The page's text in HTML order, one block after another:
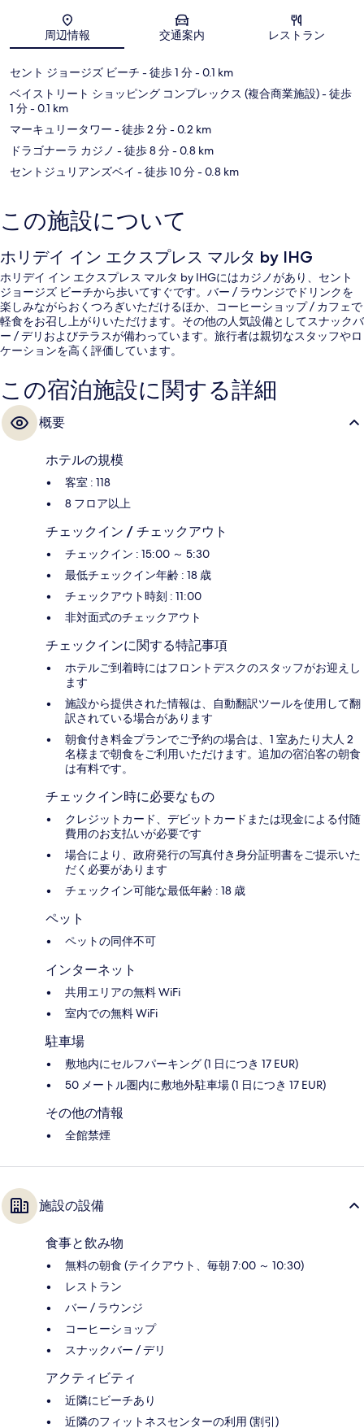
地図
周辺情報 交通案内 レストラン
セント ジョージズ ビーチ - 徒歩 1 分- 0.1 km
ベイストリート ショッピング コンプレックス (複合商業施設)- 徒歩
1 分- 0.1 km
マーキュリータワー - 徒歩 2 分- 0.2 km
ドラゴナーラ カジノ - 徒歩 8 分- 0.8 km
セントジュリアンズベイ - 徒歩 10 分- 0.8 km
この施設について
ホリデイ イン エクスプレス マルタ by IHG
ホリデイ イン エクスプレス マルタ by IHGにはカジノがあり、セント
ジョージズ ビーチから歩いてすぐです。バー / ラウンジでドリンクを
楽しみながらおくつろぎいただけるほか、コーヒーショップ / カフェで
軽食をお召し上がりいただけます。その他の人気設備としてスナックバ
ー / デリおよびテラスが備わっています。旅行者は親切なスタッフやロ
ケーションを高く評価しています。
この宿泊施設に関する詳細
概要
ホテルの規模
客室 : 118
8 フロア以上
チェックイン / チェックアウト
チェックイン : 15:00 ～ 5:30
最低チェックイン年齢 : 18 歳
チェックアウト時刻 : 11:00
非対面式のチェックアウト
チェックインに関する特記事項
ホテルご到着時にはフロントデスクのスタッフがお迎えし
ます
施設から提供された情報は、自動翻訳ツールを使用して翻
訳されている場合があります
朝食付き料金プランでご予約の場合は、1 室あたり大人 2
名様まで朝食をご利用いただけます。追加の宿泊客の朝食
は有料です。
チェックイン時に必要なもの
クレジットカード、デビットカードまたは現金による付随
費用のお支払いが必要です
場合により、政府発行の写真付き身分証明書をご提示いた
だく必要があります
チェックイン可能な最低年齢 : 18 歳
ペット
ペットの同伴不可
インターネット
共用エリアの無料 WiFi
室内での無料 WiFi
駐車場
敷地内にセルフパーキング (1 日につき 17 EUR)
50 メートル圏内に敷地外駐車場 (1 日につき 17 EUR)
その他の情報
全館禁煙
施設の設備
食事と飲み物
無料の朝食 (テイクアウト、毎朝 7:00 ～ 10:30)
レストラン
バー / ラウンジ
コーヒーショップ
スナックバー / デリ
アクティビティ
近隣にビーチあり
近隣のフィットネスセンターの利用 (割引)